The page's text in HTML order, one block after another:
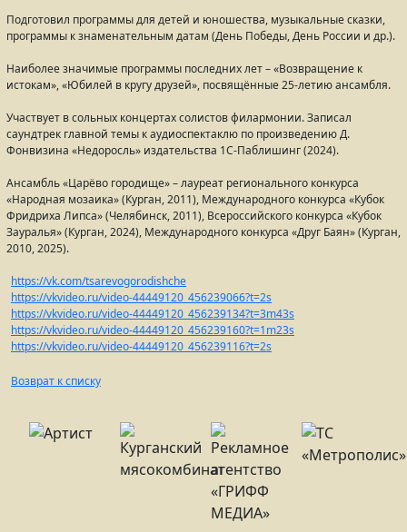
Подготовил программы для детей и юношества, музыкальные сказки,
программы к знаменательным датам (День Победы, День России и др.).
Наиболее значимые программы последних лет – «Возвращение к
истокам», «Юбилей в кругу друзей», посвящённые 25-летию ансамбля.
Участвует в сольных концертах солистов филармонии. Записал
саундтрек главной темы к аудиоспектаклю по произведению Д.
Фонвизина «Недоросль» издательства 1С-Паблишинг (2024).
Ансамбль «Царёво городище» – лауреат регионального конкурса
«Народная мозаика» (Курган, 2011), Международного конкурса «Кубок
Фридриха Липса» (Челябинск, 2011), Всероссийского конкурса «Кубок
Зауралья» (Курган, 2024), Международного конкурса «Друг Баян» (Курган,
2010, 2025).
https://vk.com/tsarevogorodishche
https://vkvideo.ru/video-44449120_456239066?t=2s
https://vkvideo.ru/video-44449120_456239134?t=3m43s
https://vkvideo.ru/video-44449120_456239160?t=1m23s
https://vkvideo.ru/video-44449120_456239116?t=2s
Возврат к списку